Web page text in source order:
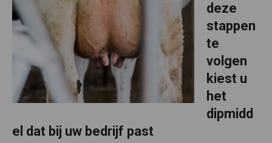
deze
stappen
te
volgen
kiest u
het
dipmidd
el dat bij uw bedrijf past